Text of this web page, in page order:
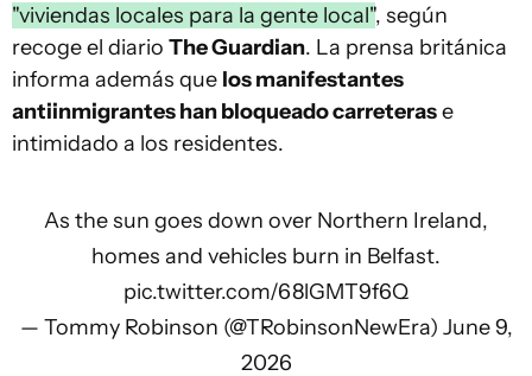
"viviendas locales para la gente local", según
recoge el diario The Guardian. La prensa británica
informa además que los manifestantes
antiinmigrantes han bloqueado carreterase
intimidado a los residentes.
As the sun goes down over Northern Ireland,
homes and vehicles burn in Belfast.
pic.twitter.com/68lGMT9f6Q
— Tommy Robinson (@TRobinsonNewEra) June 9,
2026